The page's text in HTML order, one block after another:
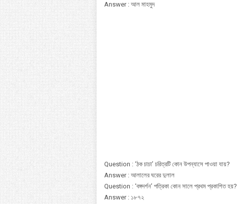
Answer : আল মাহমুদ
Question : ‘ঠক চাচা’ চরিত্রটি কোন উপন্যাসে পাওয়া যায়?
Answer : আলালের ঘরের দুলাল
Question : ‘বঙ্গদর্শন’ পত্রিকা কোন সালে প্রথম প্রকাশিত হয়?
Answer : ১৮৭২